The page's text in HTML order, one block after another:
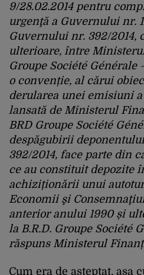
9/28.02.2014 pentru
urgenţă a Guvernului nr.
Guvernului nr. 392/2014,
ulterioare, între
Groupe Société Générale
o convenție, al cărui
derularea unei emisiuni
lansată de Ministerul
BRD Groupe Société
despăgubirii
392/2014, face parte din
ce au constituit depozite
achiziționării unui
Economii şi
anterior anului 1990 și
la B.R.D. Groupe Société
răspuns Ministerul
Cum era de așteptat, așa